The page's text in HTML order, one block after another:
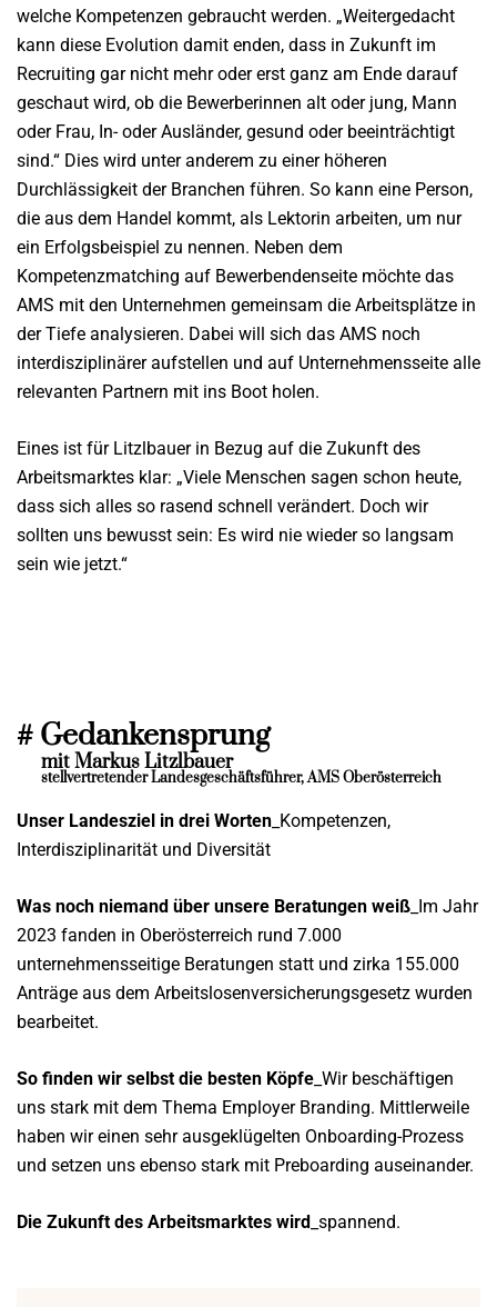
welche Kompetenzen gebraucht werden. „Weitergedacht
kann diese Evolution damit enden, dass in Zukunft im
Recruiting gar nicht mehr oder erst ganz am Ende darauf
geschaut wird, ob die Bewerberinnen alt oder jung, Mann
oder Frau, In- oder Ausländer, gesund oder beeinträchtigt
sind.“ Dies wird unter anderem zu einer höheren
Durchlässigkeit der Branchen führen. So kann eine Person,
die aus dem Handel kommt, als Lektorin arbeiten, um nur
ein Erfolgsbeispiel zu nennen. Neben dem
Kompetenzmatching auf Bewerbendenseite möchte das
AMS mit den Unternehmen gemeinsam die Arbeitsplätze in
der Tiefe analysieren. Dabei will sich das AMS noch
interdisziplinärer aufstellen und auf Unternehmensseite alle
relevanten Partnern mit ins Boot holen.
Eines ist für Litzlbauer in Bezug auf die Zukunft des
Arbeitsmarktes klar: „Viele Menschen sagen schon heute,
dass sich alles so rasend schnell verändert. Doch wir
sollten uns bewusst sein: Es wird nie wieder so langsam
sein wie jetzt.“
# Gedankensprung
mit Markus Litzlbauer
stellvertretender Landesgeschäftsführer, AMS Oberösterreich
Unser Landesziel in drei Worten _Kompetenzen,
Interdisziplinarität und Diversität
Was noch niemand über unsere Beratungen weiß _Im Jahr
2023 fanden in Oberösterreich rund 7.000
unternehmensseitige Beratungen statt und zirka 155.000
Anträge aus dem Arbeitslosenversicherungsgesetz wurden
bearbeitet.
So finden wir selbst die besten Köpfe _Wir beschäftigen
uns stark mit dem Thema Employer Branding. Mittlerweile
haben wir einen sehr ausgeklügelten Onboarding-Prozess
und setzen uns ebenso stark mit Preboarding auseinander.
Die Zukunft des Arbeitsmarktes wird _spannend.